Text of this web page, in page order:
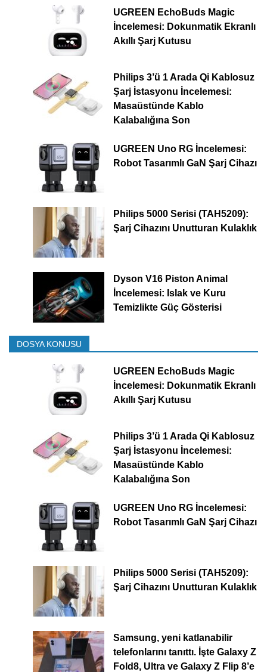
UGREEN EchoBuds Magic
İncelemesi: Dokunmatik Ekranlı
Akıllı Şarj Kutusu
Philips 3’ü 1 Arada Qi Kablosuz
Şarj İstasyonu İncelemesi:
Masaüstünde Kablo
Kalabalığına Son
UGREEN Uno RG İncelemesi:
Robot Tasarımlı GaN Şarj Cihazı
Philips 5000 Serisi (TAH5209):
Şarj Cihazını Unutturan Kulaklık
Dyson V16 Piston Animal
İncelemesi: Islak ve Kuru
Temizlikte Güç Gösterisi
DOSYA KONUSU
UGREEN EchoBuds Magic
İncelemesi: Dokunmatik Ekranlı
Akıllı Şarj Kutusu
Philips 3’ü 1 Arada Qi Kablosuz
Şarj İstasyonu İncelemesi:
Masaüstünde Kablo
Kalabalığına Son
UGREEN Uno RG İncelemesi:
Robot Tasarımlı GaN Şarj Cihazı
Philips 5000 Serisi (TAH5209):
Şarj Cihazını Unutturan Kulaklık
Samsung, yeni katlanabilir
telefonlarını tanıttı. İşte Galaxy Z
Fold8, Ultra ve Galaxy Z Flip 8’e